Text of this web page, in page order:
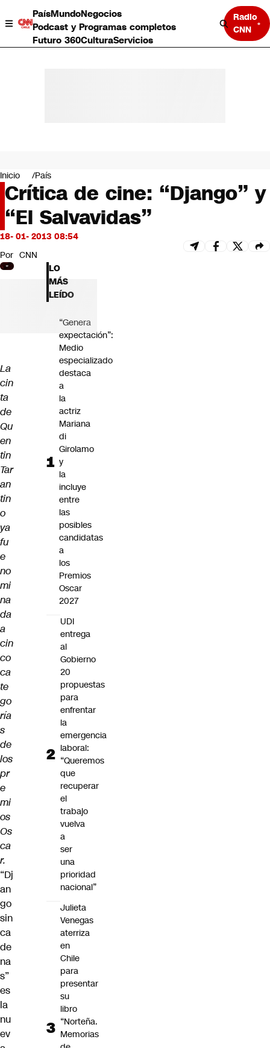
PaísMundoNegocios
Podcast y Programas completos
Futuro 360CulturaServicios
Radio
CNN
Negocios
Deportes
Programas completos
Cultura
Servicios
Bits
CNN Data
CNN tiempo
Futuro 360
Inicio País
Crítica de cine: “Django” y
“El Salvavidas”
18- 01- 2013 08:54
Por CNN
La
cin
ta
de
Qu
en
tin
Tar
an
tin
o
ya
fu
e
no
mi
na
da
a
cin
co
ca
te
go
ría
s
de
los
pr
e
mi
os
Os
ca
r.
“Dj
an
go
sin
ca
de
na
s”
es
la
nu
ev
LO
MÁS
LEÍDO
“Genera
expectación”:
Medio
especializado
destaca
a
la
actriz
Mariana
di
Girolamo
y
la
incluye
entre
las
posibles
candidatas
a
los
Premios
Oscar
2027
UDI
entrega
al
Gobierno
20
propuestas
para
enfrentar
la
emergencia
laboral:
“Queremos
que
recuperar
el
trabajo
vuelva
a
ser
una
prioridad
nacional”
Julieta
Venegas
aterriza
en
Chile
para
presentar
su
libro
“Norteña.
Memorias